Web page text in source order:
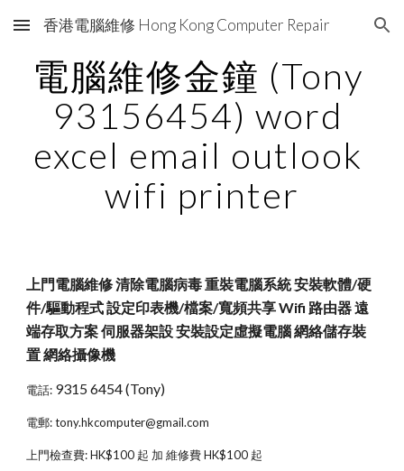
Skip to main content Skip to navigation
香港電腦維修 Hong Kong Computer Repair
電腦維修金鐘 (Tony
93156454) word
excel email outlook
wifi printer
上門電腦維修 清除電腦病毒 重裝電腦系統 安裝軟體/硬
件/驅動程式 設定印表機/檔案/寬頻共享 Wifi 路由器 遠
端存取方案 伺服器架設 安裝設定虛擬電腦 網絡儲存裝
置 網絡攝像機
電話: 9315 6454 (Tony)
電郵: tony.hkcomputer@gmail.com
上門檢查費: HK$100 起 加 維修費 HK$100 起